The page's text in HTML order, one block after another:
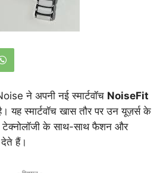
ने अपनी नई स्मार्टवॉच NoiseFit
यह स्मार्टवॉच खास तौर पर उन यूज़र्स के
टेक्नोलॉजी के साथ-साथ फैशन और
देते हैं।